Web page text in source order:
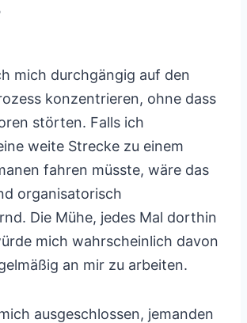
mich durchgängig auf den
konzentrieren, ohne dass
störten. Falls ich
weite Strecke zu einem
fahren müsste, wäre das
organisatorisch
Die Mühe, jedes Mal dorthin
mich wahrscheinlich davon
an mir zu arbeiten.
ausgeschlossen, jemanden